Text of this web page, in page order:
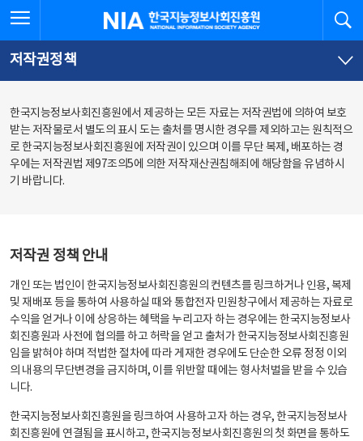
문
로
가
체
뉴
바
가
한국지능정보사회진흥원
저작권정책
한국지능정보사회진흥원에서 제공하는 모든 자료는 저작권법에 의하여 보호
받는 저작물로서 별도의 표시 도는 출처를 명시한 경우를 제외하고는 원칙적으
로 한국지능정보사회진흥원에 저작권이 있으며 이를 무단 복제, 배포하는 경
우에는 저작권법 제97조의5에 의한 저작재산권침해죄에 해당함을 유념하시
기 바랍니다.
저작권 정책 안내
개인 또는 법인이 한국지능정보사회진흥원의 컨텐츠를 링크하거나 인용, 복제
및 재배포 등을 통하여 사용하실 때와 통합전자 민원창구에서 제공하는 자료로
수익을 얻거나 이에 상응하는 혜택을 누리고자 하는 경우에는 한국지능정보사
회진흥원과 사전에 협의를 하고 허락을 얻고 출처가 한국지능정보사회진흥원
임을 밝혀야 하며 적법한 절차에 따라 게재한 경우에도 단순한 오류 정정 이외
의 내용의 무단변경을 금지하며, 이를 위반할 때에는 형사처벌을 받을 수 있습
니다.
한국지능정보사회진흥원을 링크하여 사용하고자 하는 경우, 한국지능정보사
회진흥원에 연결됨을 표시하고, 한국지능정보사회진흥원의 첫 화면을 통하도